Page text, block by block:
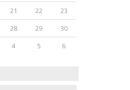
21 22
23
28 29
30
4 5 6